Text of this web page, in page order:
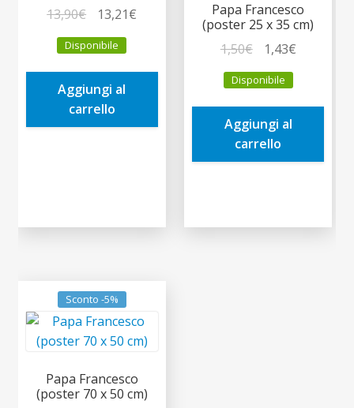
13,90€
prezzo
originale
era:
13,90€.
13,21€
è:
Disponibile
Aggiungi al
carrello
Papa Francesco
(poster 25 x 35 cm)
1,50€
prezzo
originale
era:
1,50€.
1,43€Il
è:
Disponibile
Aggiungi al
carrello
Sconto -5%
Papa Francesco
(poster 70 x 50 cm)